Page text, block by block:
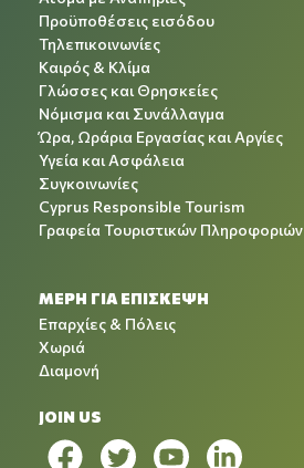
Προϋποθέσεις εισόδου
Τηλεπικοινωνίες
Καιρός & Κλίμα
Γλώσσες και Θρησκείες
Νόμισμα και Συνάλλαγμα
Ώρα, Ωράρια Εργασίας και Αργίες
Υγεία και Ασφάλεια
Συγκοινωνίες
Cyprus Responsible Tourism
Γραφεία Τουριστικών Πληροφοριών
ΜΕΡΗ ΓΙΑ ΕΠΙΣΚΕΨΗ
Επαρχίες & Πόλεις
Χωριά
Διαμονή
JOIN US